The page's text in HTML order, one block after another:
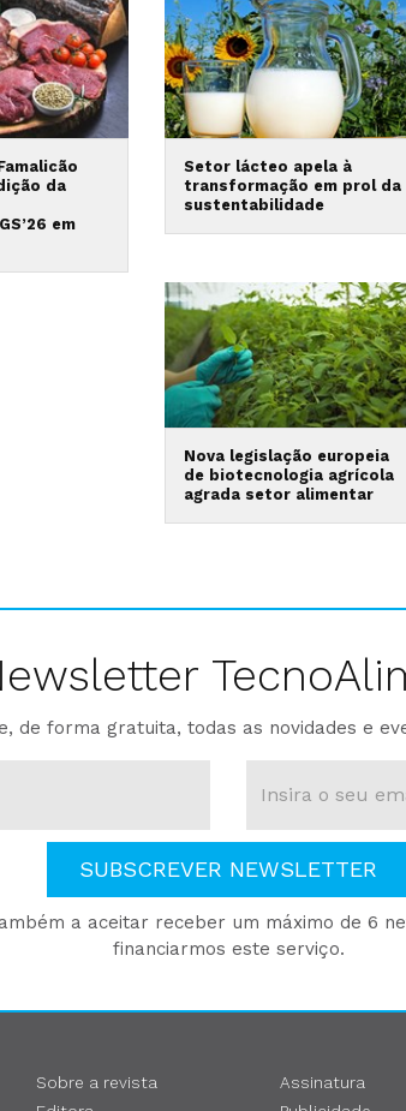
da
em
Setor lácteo apela à
transformação em prol da
sustentabilidade
Nova legislação europeia
de biotecnologia agrícola
agrada setor alimentar
de forma gratuita, todas as novidades e
SUBSCREVER NEWSLETTER
a aceitar receber um máximo de 6
financiarmos este serviço.
Sobre a revista
Assinatura